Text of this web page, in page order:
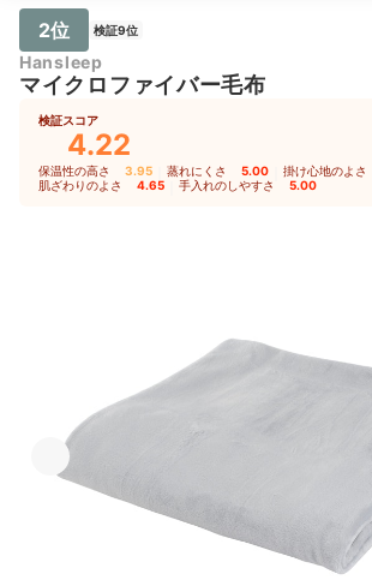
2位 検証9位
Hansleep
マイクロファイバー毛布
検証スコア
4.22
保温性の高さ 3.95 蒸れにくさ 5.00 掛け心地のよさ
肌ざわりのよさ 4.65 手入れのしやすさ 5.00